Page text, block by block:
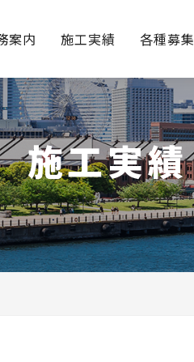
案内 施工実績 各種募集
施工実績